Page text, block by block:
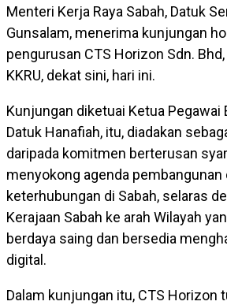
Menteri Kerja Raya Sabah, Datuk
Gunsalam, menerima kunjungan
pengurusan CTS Horizon Sdn.
KKRU, dekat sini, hari ini.
Kunjungan diketuai Ketua Pegawai
Datuk Hanafiah, itu, diadakan
daripada komitmen berterusan
menyokong agenda pembangunan
keterhubungan di Sabah, selaras
Kerajaan Sabah ke arah Wilayah
berdaya saing dan bersedia
digital.
Dalam kunjungan itu, CTS Horizon